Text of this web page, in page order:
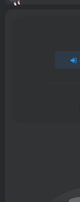
-5.0：Android 7.1.2-
# 所有版本都兼容
2.需要开启虚拟化
VT教程：https://